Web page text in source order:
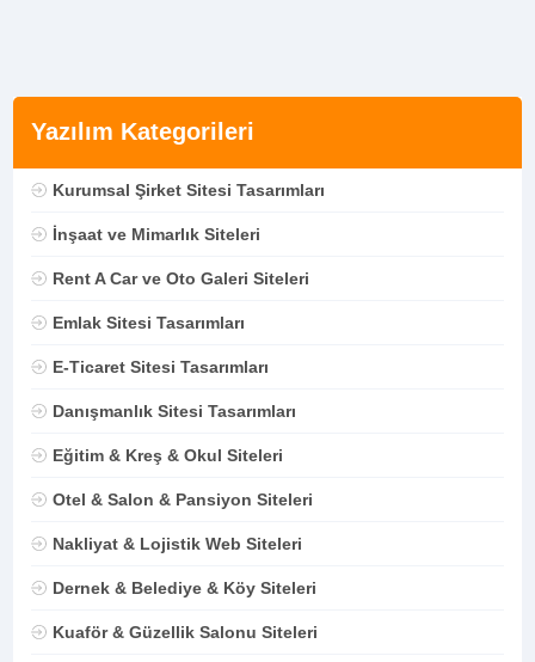
Yazılım Kategorileri
Kurumsal Şirket Sitesi Tasarımları
İnşaat ve Mimarlık Siteleri
Rent A Car ve Oto Galeri Siteleri
Emlak Sitesi Tasarımları
E-Ticaret Sitesi Tasarımları
Danışmanlık Sitesi Tasarımları
Eğitim & Kreş & Okul Siteleri
Otel & Salon & Pansiyon Siteleri
Nakliyat & Lojistik Web Siteleri
Dernek & Belediye & Köy Siteleri
Kuaför & Güzellik Salonu Siteleri